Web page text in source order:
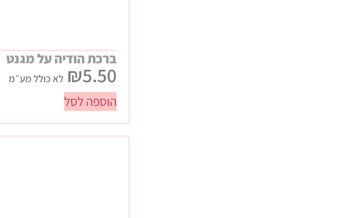
ברכת הודיה על מגנט
₪5.50 לא כולל מע״מ
הוספה לסל